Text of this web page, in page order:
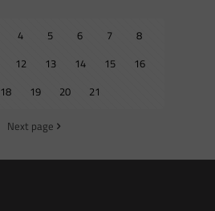
4 5 6 7
8
12 13 14 15
16
18 19 20 21
Next page